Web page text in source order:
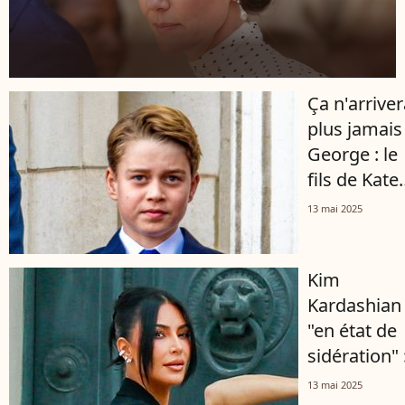
Ça
plus
George : le
fils de Kate
Middleton
de grands
13 mai 2025
Kim
Kardashian
"en état de
sidération"
13 mai 2025